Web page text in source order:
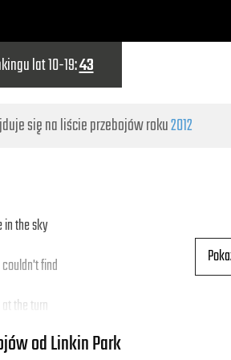
lat 10-19:43
się na liście przebojów roku2012
in the sky
find
the turn
od Linkin Park